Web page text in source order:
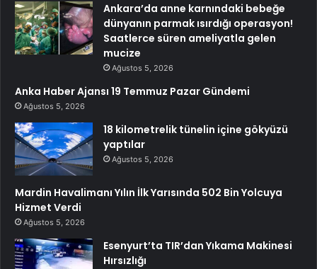
Ankara’da anne karnındaki bebeğe
dünyanın parmak ısırdığı operasyon!
Saatlerce süren ameliyatla gelen
mucize
Ağustos 5, 2026
Anka Haber Ajansı 19 Temmuz Pazar Gündemi
Ağustos 5, 2026
18 kilometrelik tünelin içine gökyüzü
yaptılar
Ağustos 5, 2026
Mardin Havalimanı Yılın İlk Yarısında 502 Bin Yolcuya
Hizmet Verdi
Ağustos 5, 2026
Esenyurt’ta TIR’dan Yıkama Makinesi
Hırsızlığı